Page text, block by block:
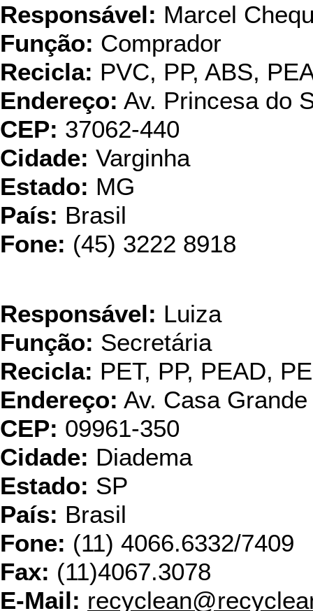
Responsável: Marcel
Função: Comprador
Recicla: PVC, PP, ABS,
Endereço: Av. Princesa do
CEP: 37062-440
Cidade: Varginha
Estado: MG
País: Brasil
Fone: (45) 3222 8918
Responsável: Luiza
Função: Secretária
Recicla: PET, PP, PEAD,
Endereço: Av. Casa
CEP: 09961-350
Cidade: Diadema
Estado: SP
País: Brasil
Fone: (11) 4066.6332/7409
Fax: (11)4067.3078
E-Mail: